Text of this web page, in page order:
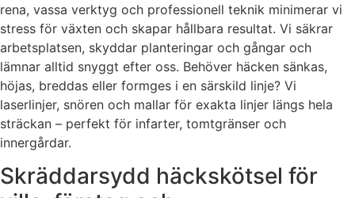
rena, vassa verktyg och professionell teknik minimerar vi
stress för växten och skapar hållbara resultat. Vi säkrar
arbetsplatsen, skyddar planteringar och gångar och
lämnar alltid snyggt efter oss. Behöver häcken sänkas,
höjas, breddas eller formges i en särskild linje? Vi
laserlinjer, snören och mallar för exakta linjer längs hela
sträckan – perfekt för infarter, tomtgränser och
innergårdar.
Skräddarsydd häckskötsel för